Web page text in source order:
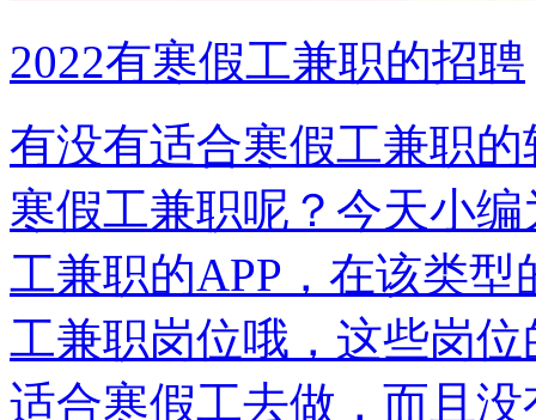
2022有寒假工兼职的招聘
有没有适合寒假工兼职
寒假工兼职呢？今天小
工兼职的APP，在该类
工兼职岗位哦，这些岗
适合寒假工去做，而且